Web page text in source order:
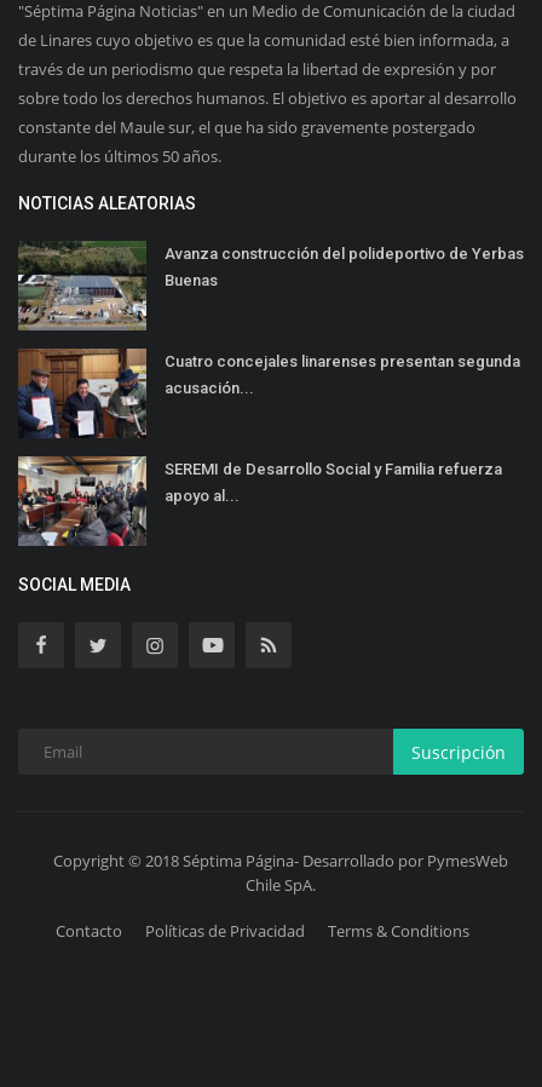
"Séptima Página Noticias" en un Medio de Comunicación de la ciudad
de Linares cuyo objetivo es que la comunidad esté bien informada, a
través de un periodismo que respeta la libertad de expresión y por
sobre todo los derechos humanos. El objetivo es aportar al desarrollo
constante del Maule sur, el que ha sido gravemente postergado
durante los últimos 50 años.
NOTICIAS ALEATORIAS
Avanza construcción del polideportivo de Yerbas
Buenas
Cuatro concejales linarenses presentan segunda
acusación...
SEREMI de Desarrollo Social y Familia refuerza
apoyo al...
SOCIAL MEDIA
Suscripción
Copyright © 2018 Séptima Página- Desarrollado por PymesWeb
Chile SpA.
Contacto Políticas de Privacidad Terms & Conditions